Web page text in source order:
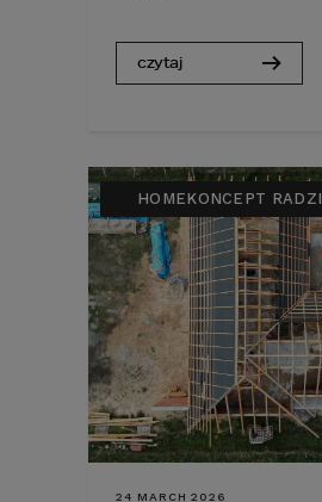
czytaj
HOMEKONCEPT RADZI
24 MARCH 2026